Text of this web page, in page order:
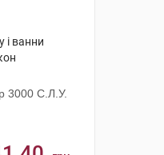
і ванни
3000 С.Л.У.